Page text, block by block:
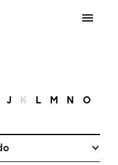
J K L M N O